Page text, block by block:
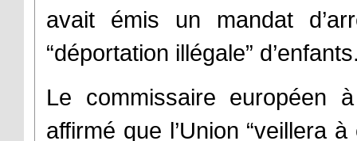
avait émis un mandat
“déportation illégale”
Le commissaire européen
affirmé que l’Union “veillera